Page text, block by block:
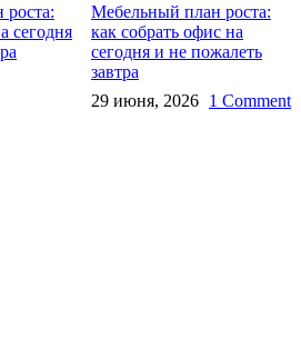
Мебельный план роста:
как собрать офис на
сегодня и не пожалеть
завтра
29 июня, 2026 1 Comment